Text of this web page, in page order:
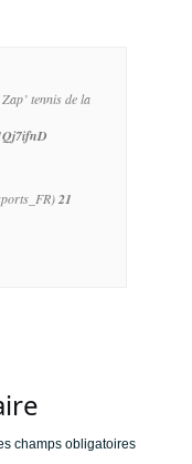
tennis de la
21
champs obligatoires